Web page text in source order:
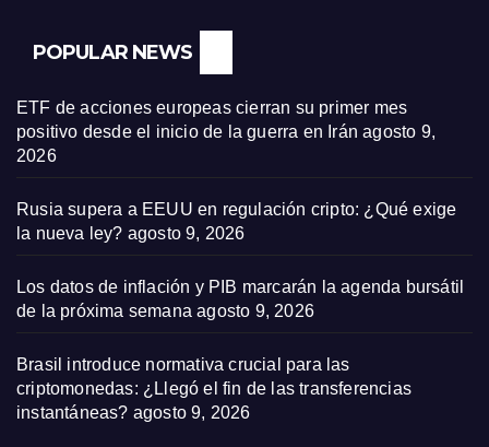
POPULAR NEWS
ETF de acciones europeas cierran su primer mes
positivo desde el inicio de la guerra en Irán agosto 9,
2026
Rusia supera a EEUU en regulación cripto: ¿Qué exige
la nueva ley? agosto 9, 2026
Los datos de inflación y PIB marcarán la agenda bursátil
de la próxima semana agosto 9, 2026
Brasil introduce normativa crucial para las
criptomonedas: ¿Llegó el fin de las transferencias
instantáneas? agosto 9, 2026